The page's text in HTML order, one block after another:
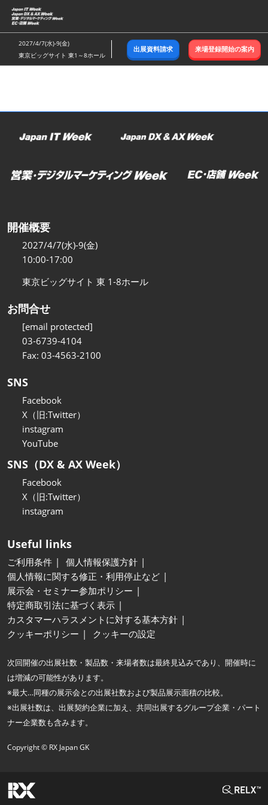
ス
キ
ッ
し
む
2027/4/7(水)-9(金)
東京ビッグサイト 東1～8ホール
出展資料請求 来場登録開始の案内
開催概要
2027/4/7(水)-9(金)
10:00-17:00
東京ビッグサイト 東 1-8ホール
お問合せ
[email protected]
03-6739-4104
Fax: 03-4563-2100
SNS
Facebook
X（旧:Twitter）
instagram
YouTube
SNS（DX & AX Week）
Facebook
X（旧:Twitter）
instagram
Useful links
ご利用条件
個人情報保護方針
個人情報に関する修正・利用停止など
展示会・セミナー参加ポリシー
特定商取引法に基づく表示
カスタマーハラスメントに対する基本方針
クッキーポリシー
クッキーの設定
次回開催の出展社数・製品数・来場者数は最終見込みであり、開催時に
は増減の可能性があります。
※最大…同種の展示会との出展社数および製品展示面積の比較。
※出展社数は、出展契約企業に加え、共同出展するグループ企業・パート
ナー企業数も含みます。
Copyright © RX Japan GK